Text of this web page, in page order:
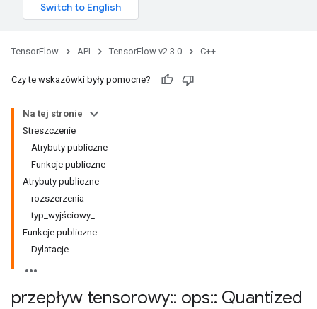
TensorFlow API TensorFlow v2.3.0 C++
Czy te wskazówki były pomocne?
Na tej stronie
Streszczenie
Atrybuty publiczne
Funkcje publiczne
Atrybuty publiczne
rozszerzenia_
typ_wyjściowy_
Funkcje publiczne
Dylatacje
przepływ tensorowy:: ops:: Quantized